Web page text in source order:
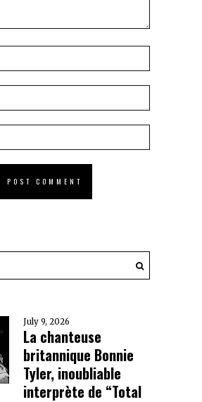
July 9, 2026
La chanteuse
britannique Bonnie
Tyler, inoubliable
interprète de “Total